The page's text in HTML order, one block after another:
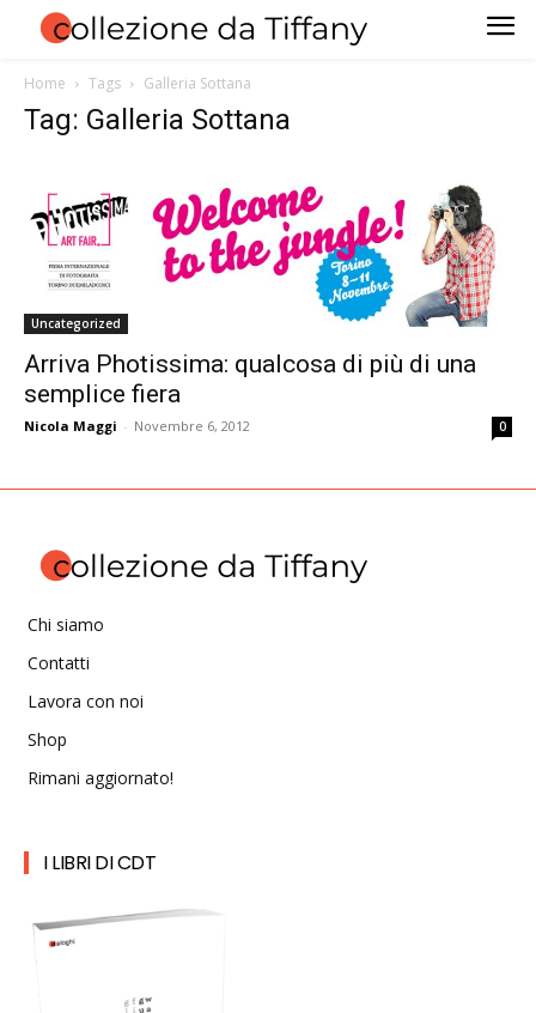
Home Tags Galleria Sottana
Tag: Galleria Sottana
Uncategorized
Arriva Photissima: qualcosa di più di una
semplice fiera
Nicola Maggi - Novembre 6, 2012 0
Chi siamo
Contatti
Lavora con noi
Shop
Rimani aggiornato!
I LIBRI DI CDT